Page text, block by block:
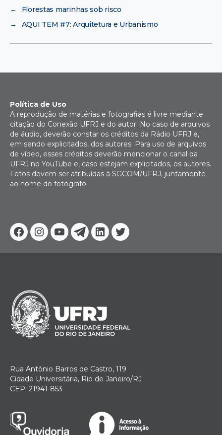
←
Florestas marinhas sob risco
→
AQUI TEM #7: Arquitetura e Urbanismo
Facebook
Instagram
YoutubeTelegram
Linkedin
Twitter
Política de Uso
A reprodução de matérias e fotografias é livre mediante
citação do Conexão UFRJ e do autor. No caso de arquivos
de áudio, deverão constar os créditos da Rádio UFRJ e,
em sendo explicitados, dos autores. Para uso de arquivos
de vídeo, esses créditos deverão mencionar o canal da
UFRJ no YouTube e, caso estejam explicitados, os autores.
Fotos devem ser atribuídas à SGCOM/UFRJ, juntamente
ao nome do fotógrafo.
Rua Antônio Barros de Castro, 119
Cidade Universitária, Rio de Janeiro/RJ
CEP: 21941-853